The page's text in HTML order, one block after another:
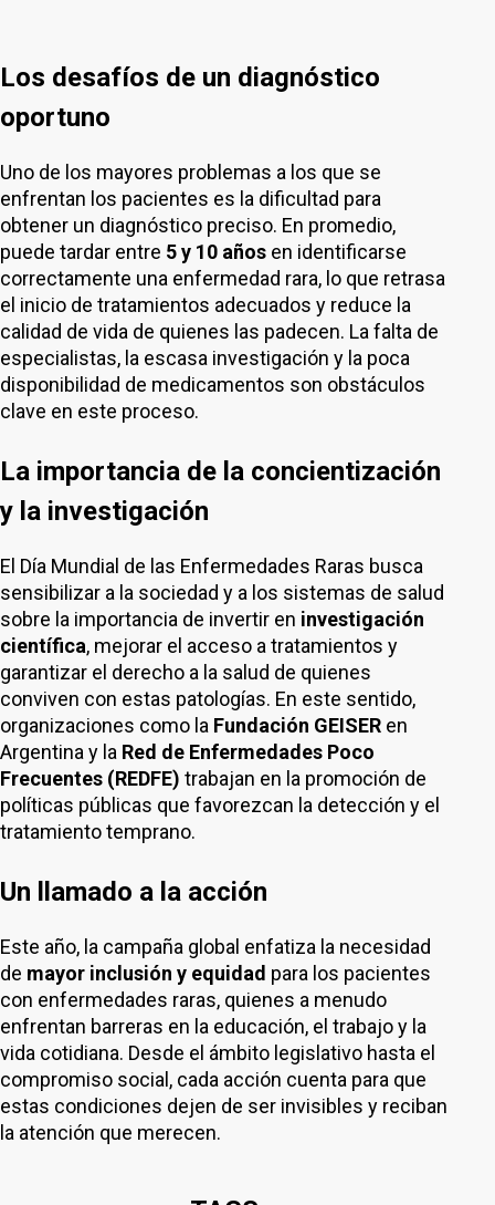
Los desafíos de un diagnóstico
oportuno
Uno de los mayores problemas a los que se
enfrentan los pacientes es la dificultad para
obtener un diagnóstico preciso. En promedio,
puede tardar entre 5 y 10 años en identificarse
correctamente una enfermedad rara, lo que retrasa
el inicio de tratamientos adecuados y reduce la
calidad de vida de quienes las padecen. La falta de
especialistas, la escasa investigación y la poca
disponibilidad de medicamentos son obstáculos
clave en este proceso.
La importancia de la concientización
y la investigación
El Día Mundial de las Enfermedades Raras busca
sensibilizar a la sociedad y a los sistemas de salud
sobre la importancia de invertir en investigación
científica, mejorar el acceso a tratamientos y
garantizar el derecho a la salud de quienes
conviven con estas patologías. En este sentido,
organizaciones como la Fundación GEISER en
Argentina y la Red de Enfermedades Poco
Frecuentes (REDFE) trabajan en la promoción de
políticas públicas que favorezcan la detección y el
tratamiento temprano.
Un llamado a la acción
Este año, la campaña global enfatiza la necesidad
de mayor inclusión y equidad para los pacientes
con enfermedades raras, quienes a menudo
enfrentan barreras en la educación, el trabajo y la
vida cotidiana. Desde el ámbito legislativo hasta el
compromiso social, cada acción cuenta para que
estas condiciones dejen de ser invisibles y reciban
la atención que merecen.